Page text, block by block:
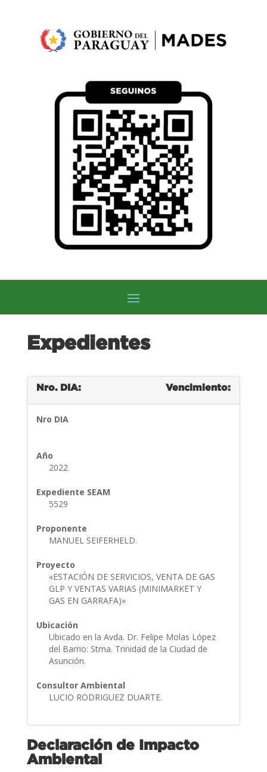
Expedientes
Nro. DIA: Vencimiento:
Nro DIA
Año
2022
Expediente SEAM
5529
Proponente
MANUEL SEIFERHELD.
Proyecto
«ESTACIÓN DE SERVICIOS, VENTA DE GAS
GLP Y VENTAS VARIAS (MINIMARKET Y
GAS EN GARRAFA)»
Ubicación
Ubicado en la Avda. Dr. Felipe Molas López
del Barrio: Stma. Trinidad de la Ciudad de
Asunción.
Consultor Ambiental
LUCIO RODRIGUEZ DUARTE.
Declaración de Impacto
Ambiental